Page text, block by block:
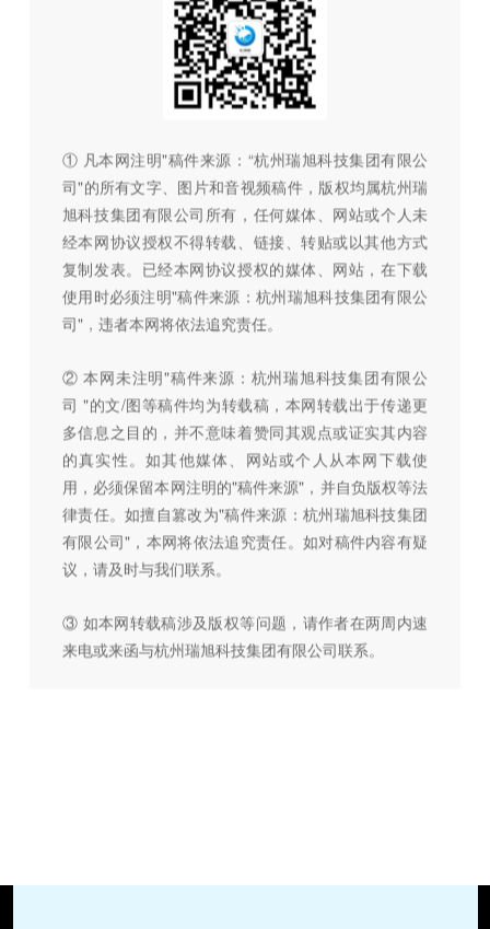
① 凡本网注明"稿件来源：“杭州瑞旭科技集团有限公
司"的所有文字、图片和音视频稿件，版权均属杭州瑞
旭科技集团有限公司所有，任何媒体、网站或个人未
经本网协议授权不得转载、链接、转贴或以其他方式
复制发表。已经本网协议授权的媒体、网站，在下载
使用时必须注明"稿件来源：杭州瑞旭科技集团有限公
司"，违者本网将依法追究责任。
② 本网未注明"稿件来源：杭州瑞旭科技集团有限公
司 "的文/图等稿件均为转载稿，本网转载出于传递更
多信息之目的，并不意味着赞同其观点或证实其内容
的真实性。如其他媒体、网站或个人从本网下载使
用，必须保留本网注明的"稿件来源"，并自负版权等法
律责任。如擅自篡改为"稿件来源：杭州瑞旭科技集团
有限公司"，本网将依法追究责任。如对稿件内容有疑
议，请及时与我们联系。
③ 如本网转载稿涉及版权等问题，请作者在两周内速
来电或来函与杭州瑞旭科技集团有限公司联系。